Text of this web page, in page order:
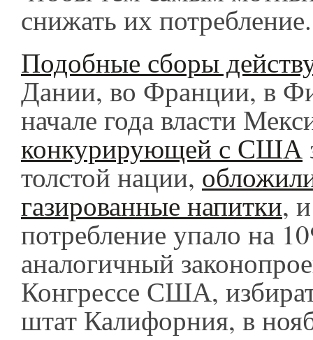
снижать их
Подобные сборы
Дании, во Франции, в
начале года власти
конкурирующей с США
толстой нации,
газированные напитки,
потребление упало на
аналогичный
Конгрессе США,
штат Калифорния, в